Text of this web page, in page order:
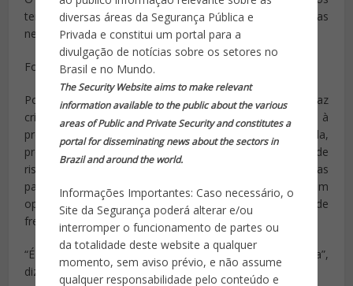
diversas áreas da Segurança Pública e
Privada e constitui um portal para a
divulgação de notícias sobre os setores no
Brasil e no Mundo.
The Security Website aims to make relevant
information available to the public about the various
areas of Public and Private Security and constitutes a
portal for disseminating news about the sectors in
Brazil and around the world.
Informações Importantes: Caso necessário, o
Site da Segurança poderá alterar e/ou
interromper o funcionamento de partes ou
da totalidade deste website a qualquer
momento, sem aviso prévio, e não assume
qualquer responsabilidade pelo conteúdo e
ter um plano de segurança e vou ouvir deles as medidas
necessárias para que isso ocorra”, disse o prefeito.
Fonte: http://g1.globo.com
Porém, o deputado estadual Flávio Bolsonaro (PSC-RJ) faz
crítica à ideia do Prefeito. Segundo ele, a argamassa à
prova de balas que o prefeito do Rio, Marcelo Crivella,
promete usar para proteger escolas em áreas de
risco pode ter o efeito contrário.Isso porque as escolas
passariam a ser usadas como bunker do tráfico em
operações policiais, colocando os estudantes na linha de
frente do tiro.
“É uma política de segurança absolutamente equivocada”,
diz.